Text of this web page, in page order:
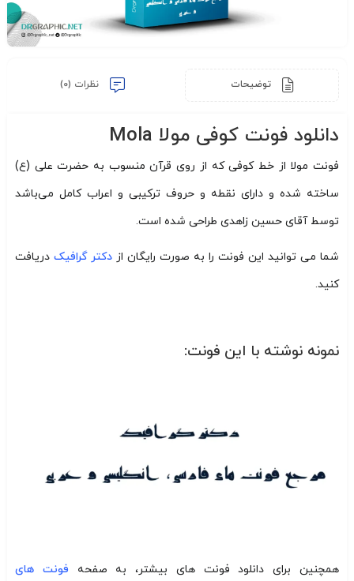
توضیحات نظرات (0)
دانلود فونت کوفی مولا Mola
فونت مولا از خط کوفی که از روی قرآن منسوب به حضرت علی (ع)
ساخته شده و دارای نقطه و حروف ترکیبی و اعراب کامل می‌باشد
توسط آقای حسین زاهدی طراحی شده است.
شما می توانید این فونت را به صورت رایگان از دکتر گرافیک دریافت
کنید.
نمونه نوشته با این فونت:
همچنین برای دانلود فونت های بیشتر، به صفحه فونت های